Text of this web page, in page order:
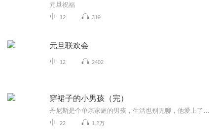
元旦祝福
12 319
元旦联欢会
12 2402
穿裙子的小男孩（完）
22 1.2万